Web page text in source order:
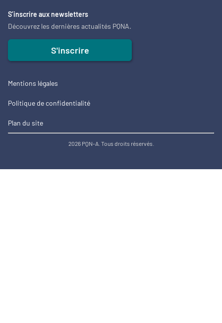
S’inscrire aux newsletters
Découvrez les dernières actualités PQNA.
S'inscrire
Mentions légales
Politique de confidentialité
Plan du site
2026 PQN-A. Tous droits réservés.